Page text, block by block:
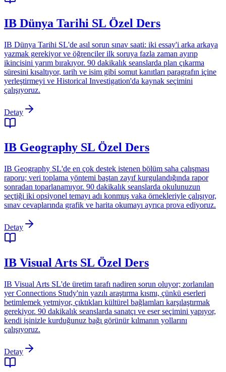
IB Dünya Tarihi SL Özel Ders
IB Dünya Tarihi SL'de asıl sorun sınav saati: iki essay'i arka arkaya
yazmak gerekiyor ve öğrenciler ilk soruya fazla zaman ayırıp
ikincisini yarım bırakıyor. 90 dakikalık seanslarda plan çıkarma
süresini kısaltıyor, tarih ve isim gibi somut kanıtları paragrafın içine
yerleştirmeyi ve Historical Investigation'da kaynak seçimini
çalışıyoruz.
Detay
IB Geography SL Özel Ders
IB Geography SL'de en çok destek istenen bölüm saha çalışması
raporu; veri toplama yöntemi baştan zayıf kurgulandığında rapor
sonradan toparlanamıyor. 90 dakikalık seanslarda okulunuzun
seçtiği iki opsiyonel temayı adı konmuş vaka örnekleriyle çalışıyor,
sınav cevaplarında grafik ve harita okumayı ayrıca prova ediyoruz.
Detay
IB Visual Arts SL Özel Ders
IB Visual Arts SL'de üretim tarafı nadiren sorun oluyor; zorlanılan
yer Connections Study'nin yazılı araştırma kısmı, çünkü eserleri
betimlemek yetmiyor, çıktıkları kültürel bağlamları karşılaştırmak
gerekiyor. 90 dakikalık seanslarda sanatçı ve eser seçimini yapıyor,
kendi işinizle kurduğunuz bağı görünür kılmanın yollarını
çalışıyoruz.
Detay